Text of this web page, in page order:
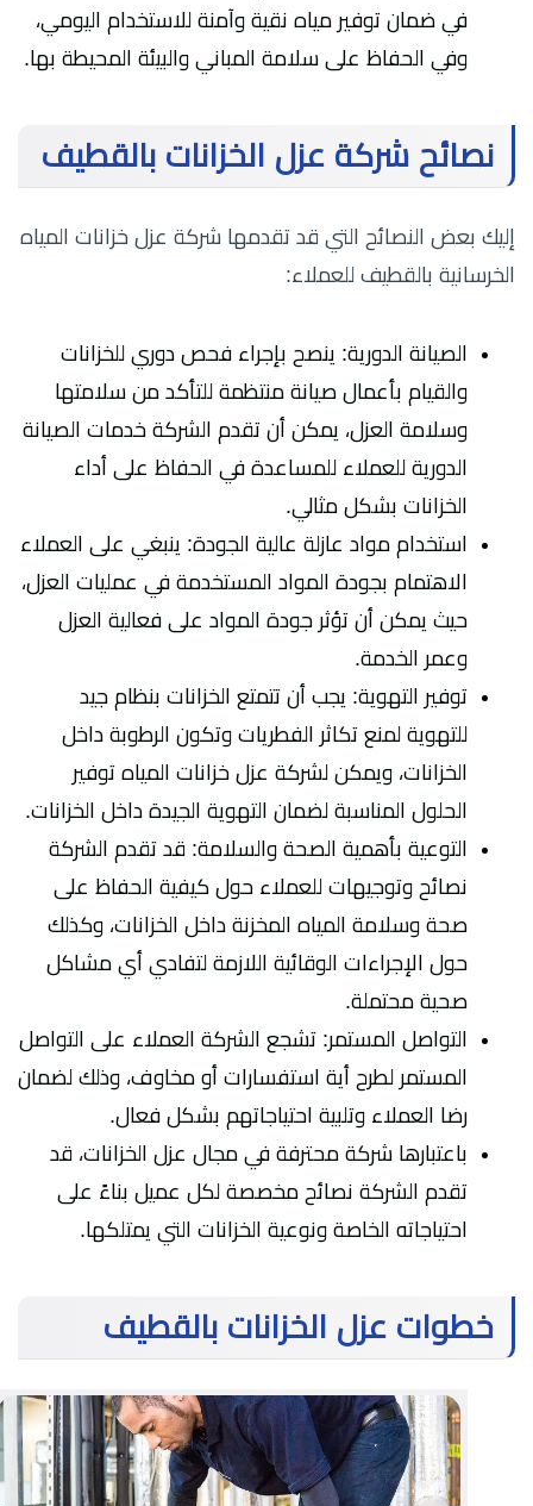
في ضمان توفير مياه نقية وآمنة للاستخدام اليومي،
وفي الحفاظ على سلامة المباني والبيئة المحيطة بها.
نصائح شركة عزل الخزانات بالقطيف
إليك بعض النصائح التي قد تقدمها شركة عزل خزانات المياه
الخرسانية بالقطيف للعملاء:
الصيانة الدورية: ينصح بإجراء فحص دوري للخزانات
والقيام بأعمال صيانة منتظمة للتأكد من سلامتها
وسلامة العزل، يمكن أن تقدم الشركة خدمات الصيانة
الدورية للعملاء للمساعدة في الحفاظ على أداء
الخزانات بشكل مثالي.
استخدام مواد عازلة عالية الجودة: ينبغي على العملاء
الاهتمام بجودة المواد المستخدمة في عمليات العزل،
حيث يمكن أن تؤثر جودة المواد على فعالية العزل
وعمر الخدمة.
توفير التهوية: يجب أن تتمتع الخزانات بنظام جيد
للتهوية لمنع تكاثر الفطريات وتكون الرطوبة داخل
الخزانات، ويمكن لشركة عزل خزانات المياه توفير
الحلول المناسبة لضمان التهوية الجيدة داخل الخزانات.
التوعية بأهمية الصحة والسلامة: قد تقدم الشركة
نصائح وتوجيهات للعملاء حول كيفية الحفاظ على
صحة وسلامة المياه المخزنة داخل الخزانات، وكذلك
حول الإجراءات الوقائية اللازمة لتفادي أي مشاكل
صحية محتملة.
التواصل المستمر: تشجع الشركة العملاء على التواصل
المستمر لطرح أية استفسارات أو مخاوف، وذلك لضمان
رضا العملاء وتلبية احتياجاتهم بشكل فعال.
باعتبارها شركة محترفة في مجال عزل الخزانات، قد
تقدم الشركة نصائح مخصصة لكل عميل بناءً على
احتياجاته الخاصة ونوعية الخزانات التي يمتلكها.
خطوات عزل الخزانات بالقطيف